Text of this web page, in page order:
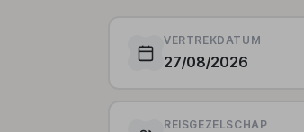
VERTREKDATUM
27/08/2026
REISGEZELSCHAP